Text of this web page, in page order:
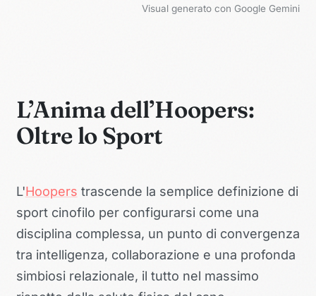
Visual generato con Google Gemini
L’Anima dell’Hoopers:
Oltre lo Sport
L'Hoopers trascende la semplice definizione di
sport cinofilo per configurarsi come una
disciplina complessa, un punto di convergenza
tra intelligenza, collaborazione e una profonda
simbiosi relazionale, il tutto nel massimo